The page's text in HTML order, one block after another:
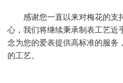
感谢您一直以来对梅花的支
心，我们将继续秉承制表工艺近
念为您的爱表提供高标准的服务
的工艺。